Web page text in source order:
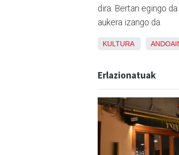
dira. Bertan egingo
aukera izango da.
KULTURA
Erlazionatuak